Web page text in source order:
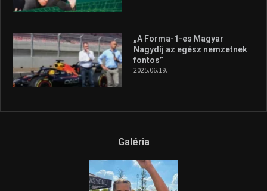
„A Forma-1-es Magyar
Nagydíj az egész nemzetnek
fontos”
2025.06.19.
Galéria